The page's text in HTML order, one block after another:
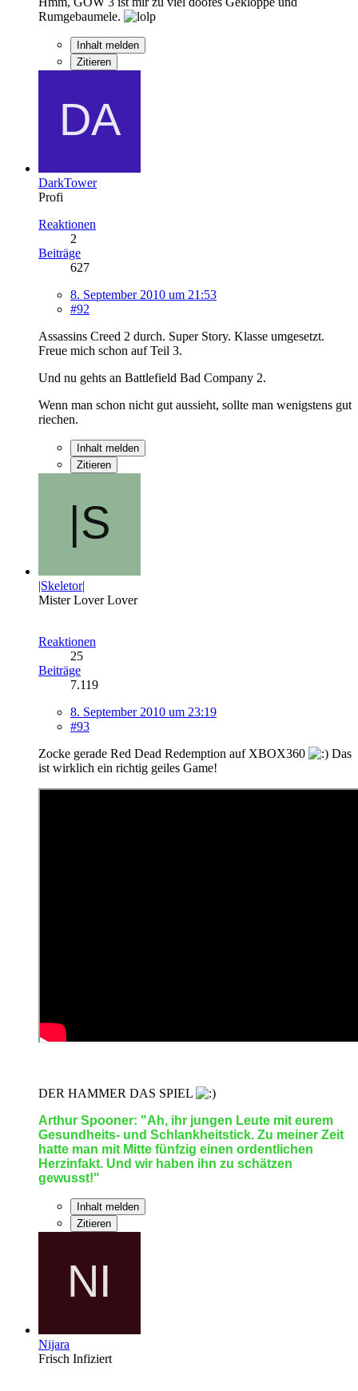
Rumgebaumele.
Inhalt melden
Zitieren
DarkTower
Profi
Reaktionen
2
Beiträge
627
8. September 2010 um 21:53
#92
Assassins Creed 2 durch. Super Story. Klasse umgesetzt.
Freue mich schon auf Teil 3.
Und nu gehts an Battlefield Bad Company 2.
Wenn man schon nicht gut aussieht, sollte man wenigstens gut
riechen.
Inhalt melden
Zitieren
|Skeletor|
Mister Lover Lover
Reaktionen
25
Beiträge
7.119
8. September 2010 um 23:19
#93
Zocke gerade Red Dead Redemption auf XBOX360
Das
ist wirklich ein richtig geiles Game!
DER HAMMER DAS SPIEL
Arthur Spooner: "Ah, ihr jungen Leute mit eurem
Gesundheits- und Schlankheitstick. Zu meiner Zeit
hatte man mit Mitte fünfzig einen ordentlichen
Herzinfakt. Und wir haben ihn zu schätzen
gewusst!"
Inhalt melden
Zitieren
Nijara
Frisch Infiziert